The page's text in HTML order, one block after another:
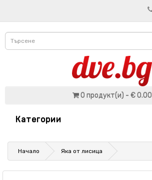
0 продукт(и) - € 0.00
Категории
Начало Яка от лисица